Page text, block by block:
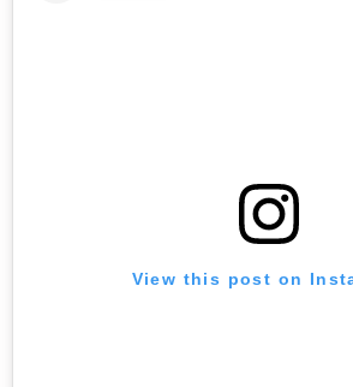
View this post on